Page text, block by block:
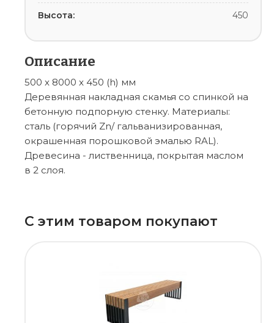
Высота: 450
Описание
500 x 8000 x 450 (h) мм
Деревянная накладная скамья со спинкой на
бетонную подпорную стенку. Материалы:
сталь (горячий Zn/ гальванизированная,
окрашенная порошковой эмалью RAL).
Древесина - лиственница, покрытая маслом
в 2 слоя.
С этим товаром покупают